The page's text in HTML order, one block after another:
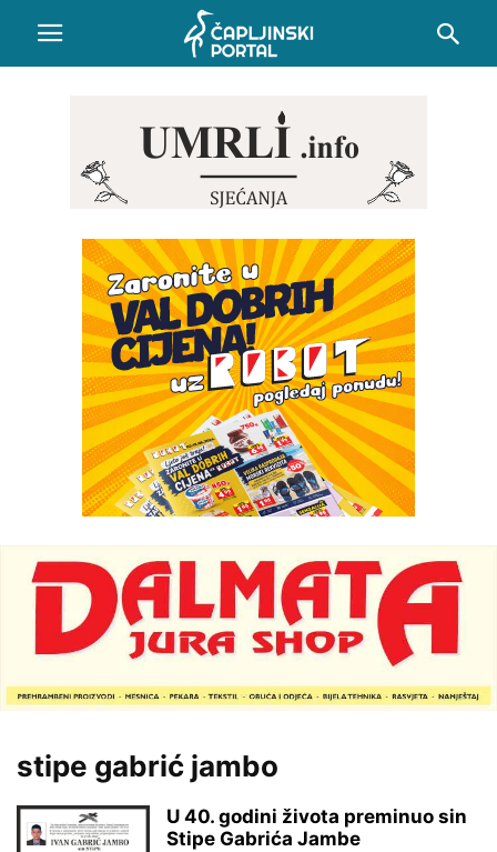
stipe gabrić jambo
U 40. godini života preminuo sin
Stipe Gabrića Jambe